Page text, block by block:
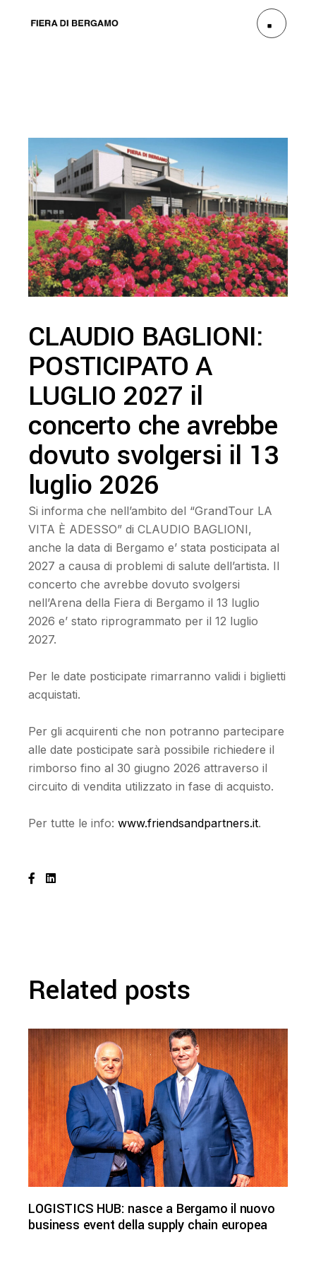
CLAUDIO BAGLIONI:
POSTICIPATO A
LUGLIO 2027 il
concerto che avrebbe
dovuto svolgersi il 13
luglio 2026
Si informa che nell’ambito del “GrandTour LA
VITA È ADESSO” di CLAUDIO BAGLIONI,
anche la data di Bergamo e’ stata posticipata al
2027 a causa di problemi di salute dell’artista. Il
concerto che avrebbe dovuto svolgersi
nell’Arena della Fiera di Bergamo il 13 luglio
2026 e’ stato riprogrammato per il 12 luglio
2027.
Per le date posticipate rimarranno validi i biglietti
acquistati.
Per gli acquirenti che non potranno partecipare
alle date posticipate sarà possibile richiedere il
rimborso fino al 30 giugno 2026 attraverso il
circuito di vendita utilizzato in fase di acquisto.
Per tutte le info:www.friendsandpartners.it.
Related posts
LOGISTICS HUB: nasce a Bergamo il nuovo
business event della supply chain europea